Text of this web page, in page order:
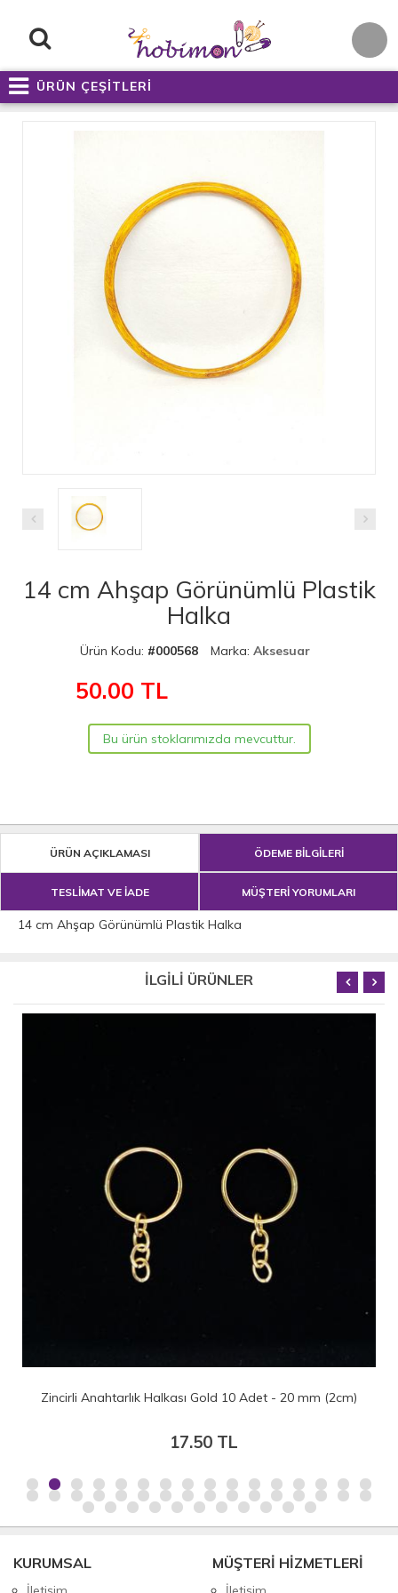
ÜRÜN ÇEŞİTLERİ
14 cm Ahşap Görünümlü Plastik
Halka
Ürün Kodu: #000568 Marka: Aksesuar
50.00 TL
Bu ürün stoklarımızda mevcuttur.
ÜRÜN AÇIKLAMASI ÖDEME BİLGİLERİ
TESLİMAT VE İADE MÜŞTERİ YORUMLARI
14 cm Ahşap Görünümlü Plastik Halka
İLGİLİ ÜRÜNLER
Zincirli Anahtarlık Halkası Gold 10 Adet - 20 mm (2cm)
17.50 TL
KURUMSAL MÜŞTERİ HİZMETLERİ